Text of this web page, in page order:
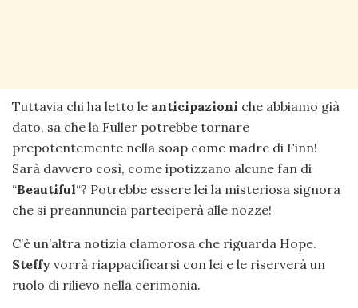
Tuttavia chi ha letto le anticipazioni che abbiamo già
dato, sa che la Fuller potrebbe tornare
prepotentemente nella soap come madre di Finn!
Sarà davvero così, come ipotizzano alcune fan di
“Beautiful“? Potrebbe essere lei la misteriosa signora
che si preannuncia parteciperà alle nozze!
C’è un’altra notizia clamorosa che riguarda Hope.
Steffy vorrà riappacificarsi con lei e le riserverà un
ruolo di rilievo nella cerimonia.